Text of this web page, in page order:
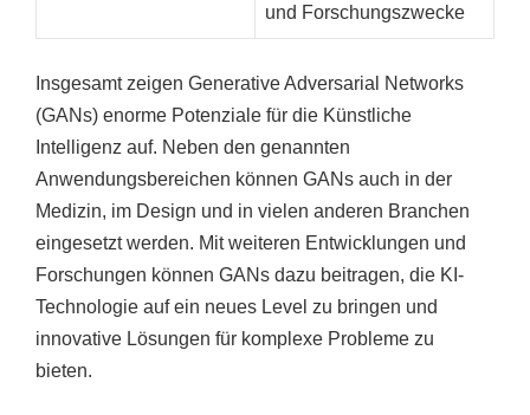
und Forschungszwecke
Insgesamt zeigen Generative Adversarial Networks
(GANs) enorme Potenziale für die Künstliche
Intelligenz auf. Neben den genannten
Anwendungsbereichen können GANs auch in der
Medizin, im Design und in vielen anderen Branchen
eingesetzt werden. Mit weiteren Entwicklungen und
Forschungen können GANs dazu beitragen, die KI-
Technologie auf ein neues Level zu bringen und
innovative Lösungen für komplexe Probleme zu
bieten.